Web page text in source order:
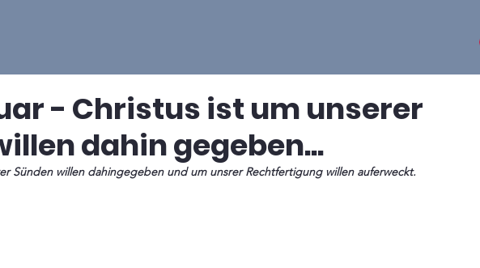
- Christus ist um unserer
dahin gegeben...
Sünden willen dahingegeben und um unsrer Rechtfertigung willen auferweckt.